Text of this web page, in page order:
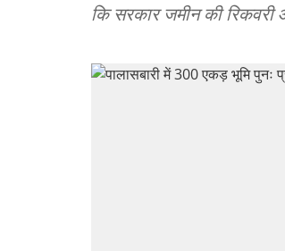
कि सरकार जमीन की रिकवरी